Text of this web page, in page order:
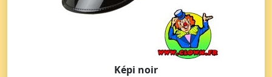
Képi noir